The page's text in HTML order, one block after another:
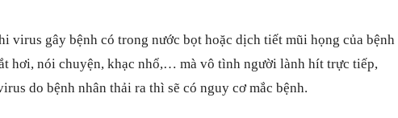
virus gây bệnh có trong nước bọt hoặc dịch tiết mũi họng của bệnh
hơi, nói chuyện, khạc nhổ,… mà vô tình người lành hít trực tiếp,
do bệnh nhân thải ra thì sẽ có nguy cơ mắc bệnh.